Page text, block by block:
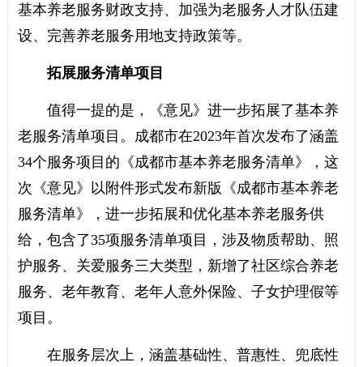
基本养老服务财政支持、加强为老服务人才队伍建
设、完善养老服务用地支持政策等。
拓展服务清单项目
值得一提的是，《意见》进一步拓展了基本养
老服务清单项目。成都市在2023年首次发布了涵盖
34个服务项目的《成都市基本养老服务清单》，这
次《意见》以附件形式发布新版《成都市基本养老
服务清单》，进一步拓展和优化基本养老服务供
给，包含了35项服务清单项目，涉及物质帮助、照
护服务、关爱服务三大类型，新增了社区综合养老
服务、老年教育、老年人意外保险、子女护理假等
项目。
在服务层次上，涵盖基础性、普惠性、兜底性